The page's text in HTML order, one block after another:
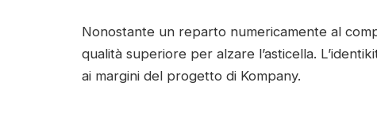
Nonostante un reparto numericamente al
qualità superiore per alzare l’asticella.
ai margini del progetto di Kompany.